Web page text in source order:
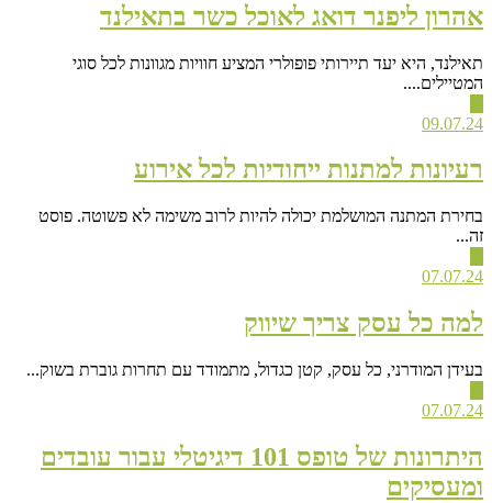
אהרון ליפנר דואג לאוכל כשר בתאילנד
תאילנד, היא יעד תיירותי פופולרי המציע חוויות מגוונות לכל סוגי
המטיילים....
09.07.24
רעיונות למתנות ייחודיות לכל אירוע
בחירת המתנה המושלמת יכולה להיות לרוב משימה לא פשוטה. פוסט
זה...
07.07.24
למה כל עסק צריך שיווק
בעידן המודרני, כל עסק, קטן כגדול, מתמודד עם תחרות גוברת בשוק...
07.07.24
היתרונות של טופס 101 דיגיטלי עבור עובדים
ומעסיקים